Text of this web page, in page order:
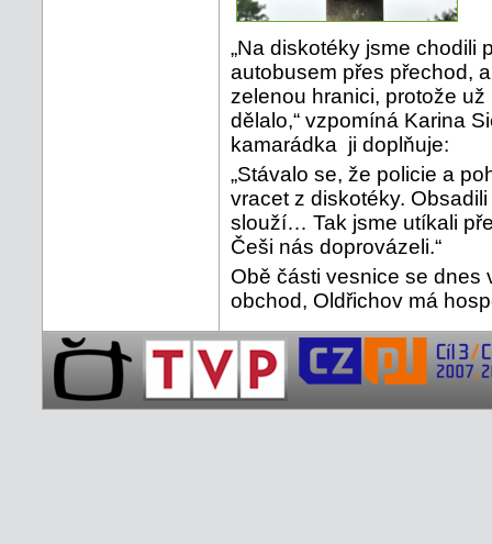
„Na diskotéky jsme chodili
autobusem přes přechod,
zelenou hranici, protože
dělalo,“ vzpomíná Karina
kamarádka ji doplňuje:
„Stávalo se, že policie a
vracet z diskotéky.
slouží… Tak jsme utíkali
Češi nás doprovázeli.“
Obě části vesnice se dnes
obchod, Oldřichov má